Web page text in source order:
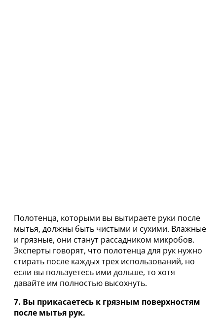
Полотенца, которыми вы вытираете руки после
мытья, должны быть чистыми и сухими. Влажные
и грязные, они станут рассадником микробов.
Эксперты говорят, что полотенца для рук нужно
стирать после каждых трех использований, но
если вы пользуетесь ими дольше, то хотя
давайте им полностью высохнуть.
7. Вы прикасаетесь к грязным поверхностям
после мытья рук.